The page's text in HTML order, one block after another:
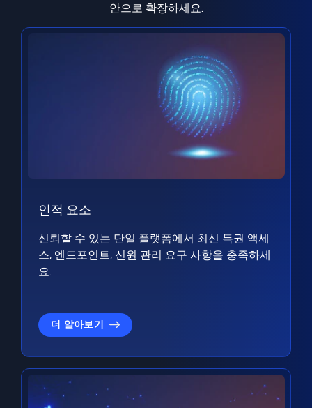
안으로 확장하세요.
인적 요소
신뢰할 수 있는 단일 플랫폼에서 최신 특권 액세
스, 엔드포인트, 신원 관리 요구 사항을 충족하세
요.
더 알아보기